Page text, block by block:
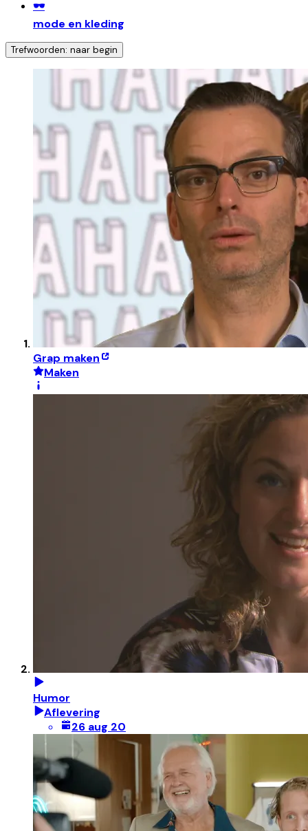
🕶️
mode en kleding
Trefwoorden: naar begin
Grap maken
Maken
Humor
Aflevering
26 aug 20